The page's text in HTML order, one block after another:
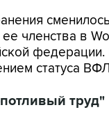
членства в
статуса
труд"